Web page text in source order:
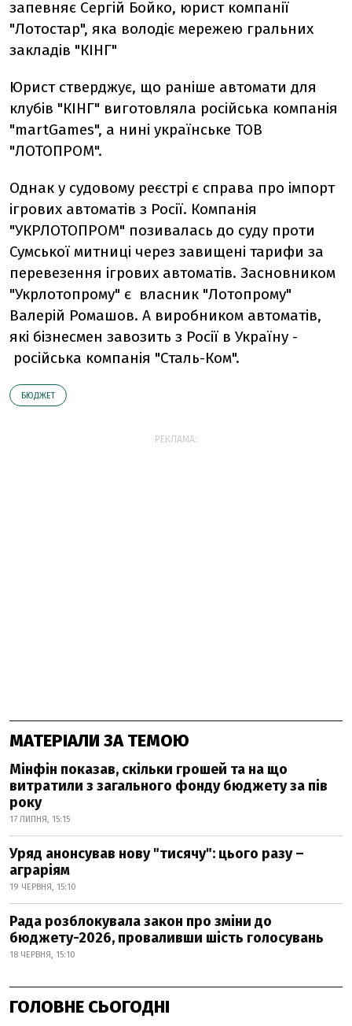
запевняє Сергій Бойко, юрист компанії
"Лотостар", яка володіє мережею гральних
закладів "КІНГ"
Юрист стверджує, що раніше автомати для
клубів "КІНГ" виготовляла російська компанія
"martGames", а нині українське ТОВ
"ЛОТОПРОМ".
Однак у судовому реєстрі є справа про імпорт
ігрових автоматів з Росії. Компанія
"УКРЛОТОПРОМ" позивалась до суду проти
Сумської митниці через завищені тарифи за
перевезення ігрових автоматів. Засновником
"Укрлотопрому" є власник "Лотопрому"
Валерій Ромашов. А виробником автоматів,
які бізнесмен завозить з Росії в Україну -
російська компанія "Сталь-Ком".
БЮДЖЕТ
РЕКЛАМА:
МАТЕРІАЛИ ЗА ТЕМОЮ
Мінфін показав, скільки грошей та на що
витратили з загального фонду бюджету за пів
року
17 ЛИПНЯ, 15:15
Уряд анонсував нову "тисячу": цього разу –
аграріям
19 ЧЕРВНЯ, 15:10
Рада розблокувала закон про зміни до
бюджету-2026, проваливши шість голосувань
18 ЧЕРВНЯ, 15:10
ГОЛОВНЕ СЬОГОДНІ